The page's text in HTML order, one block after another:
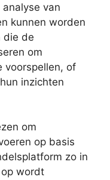
van
kunnen worden
die de
om
voorspellen, of
inzichten
om
op basis
zo in
wordt